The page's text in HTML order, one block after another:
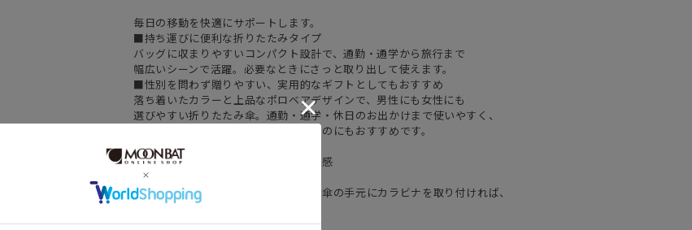
毎日の移動を快適にサポートします。
■持ち運びに便利な折りたたみタイプ
バッグに収まりやすいコンパクト設計で、通勤・通学から旅行まで
幅広いシーンで活躍。必要なときにさっと取り出して使えます。
■性別を問わず贈りやすい、実用的なギフトとしてもおすすめ
落ち着いたカラーと上品なポロベアデザインで、男性にも女性にも
選びやすい折りたたみ傘。通勤・通学・休日のお出かけまで使いやすく、
誕生日や父の日、ちょっとした贈りものにもおすすめです。
■直径約101cm
雨の日も頼れる、ゆとりのあるサイズ感
■カラビナ付き傘袋
バッグに取り付けて持ち運びやすく。傘の手元にカラビナを取り付ければ、
傘袋を紛失する心配もありません。